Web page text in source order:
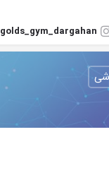
golds_gym_dargahan